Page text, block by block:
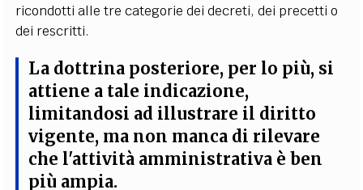
ricondotti alle tre categorie dei decreti, dei precetti o
dei rescritti.
La dottrina posteriore, per lo più, si
attiene a tale indicazione,
limitandosi ad illustrare il diritto
vigente, ma non manca di rilevare
che l'attività amministrativa è ben
più ampia.